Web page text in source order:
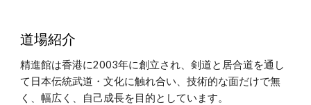
道場紹介
精進館は香港に2003年に創立され、剣道と居合道を通し
て日本伝統武道・文化に触れ合い、技術的な面だけで無
く、幅広く、自己成長を目的としています。